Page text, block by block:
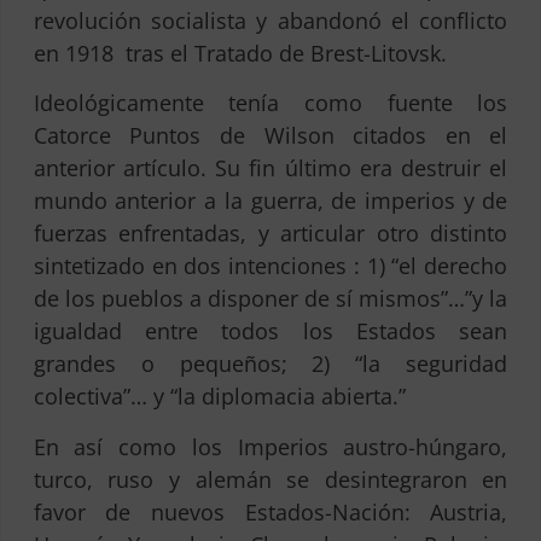
revolución socialista y abandonó el conflicto
en 1918 tras el Tratado de Brest-Litovsk.
Ideológicamente tenía como fuente los
Catorce Puntos de Wilson citados en el
anterior artículo. Su fin último era destruir el
mundo anterior a la guerra, de imperios y de
fuerzas enfrentadas, y articular otro distinto
sintetizado en dos intenciones : 1) “el derecho
de los pueblos a disponer de sí mismos”…”y la
igualdad entre todos los Estados sean
grandes o pequeños; 2) “la seguridad
colectiva”… y “la diplomacia abierta.”
En así como los Imperios austro-húngaro,
turco, ruso y alemán se desintegraron en
favor de nuevos Estados-Nación: Austria,